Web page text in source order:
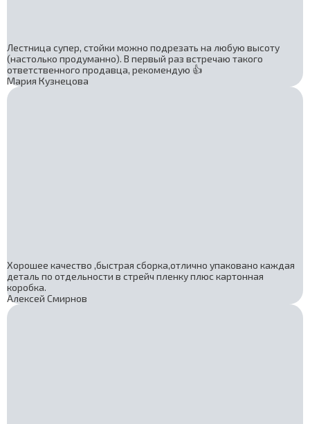
Лестница супер, стойки можно подрезать на любую высоту
(настолько продуманно). В первый раз встречаю такого
ответственного продавца, рекомендую 👍
Мария Кузнецова
Хорошее качество ,быстрая сборка,отлично упаковано каждая
деталь по отдельности в стрейч пленку плюс картонная
коробка.
Алексей Смирнов